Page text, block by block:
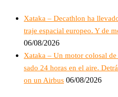
Xataka – Decathlon ha
traje espacial europeo. Y de
06/08/2026
Xataka – Un motor colosal
sado 24 horas en el aire.
on un Airbus 06/08/2026